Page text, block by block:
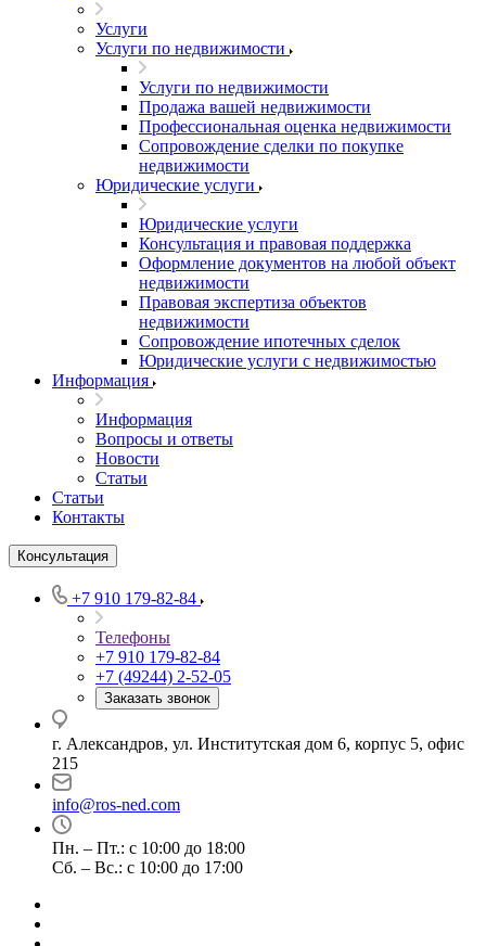
Услуги
Услуги по недвижимости
Услуги по недвижимости
Продажа вашей недвижимости
Профессиональная оценка недвижимости
Сопровождение сделки по покупке
недвижимости
Юридические услуги
Юридические услуги
Консультация и правовая поддержка
Оформление документов на любой объект
недвижимости
Правовая экспертиза объектов
недвижимости
Сопровождение ипотечных сделок
Юридические услуги с недвижимостью
Информация
Информация
Вопросы и ответы
Новости
Статьи
Статьи
Контакты
Консультация
+7 910 179-82-84
Телефоны
+7 910 179-82-84
+7 (49244) 2-52-05
Заказать звонок
г. Александров, ул. Институтская дом 6, корпус 5, офис
215
info@ros-ned.com
Пн. – Пт.: с 10:00 до 18:00
Сб. – Вс.: с 10:00 до 17:00